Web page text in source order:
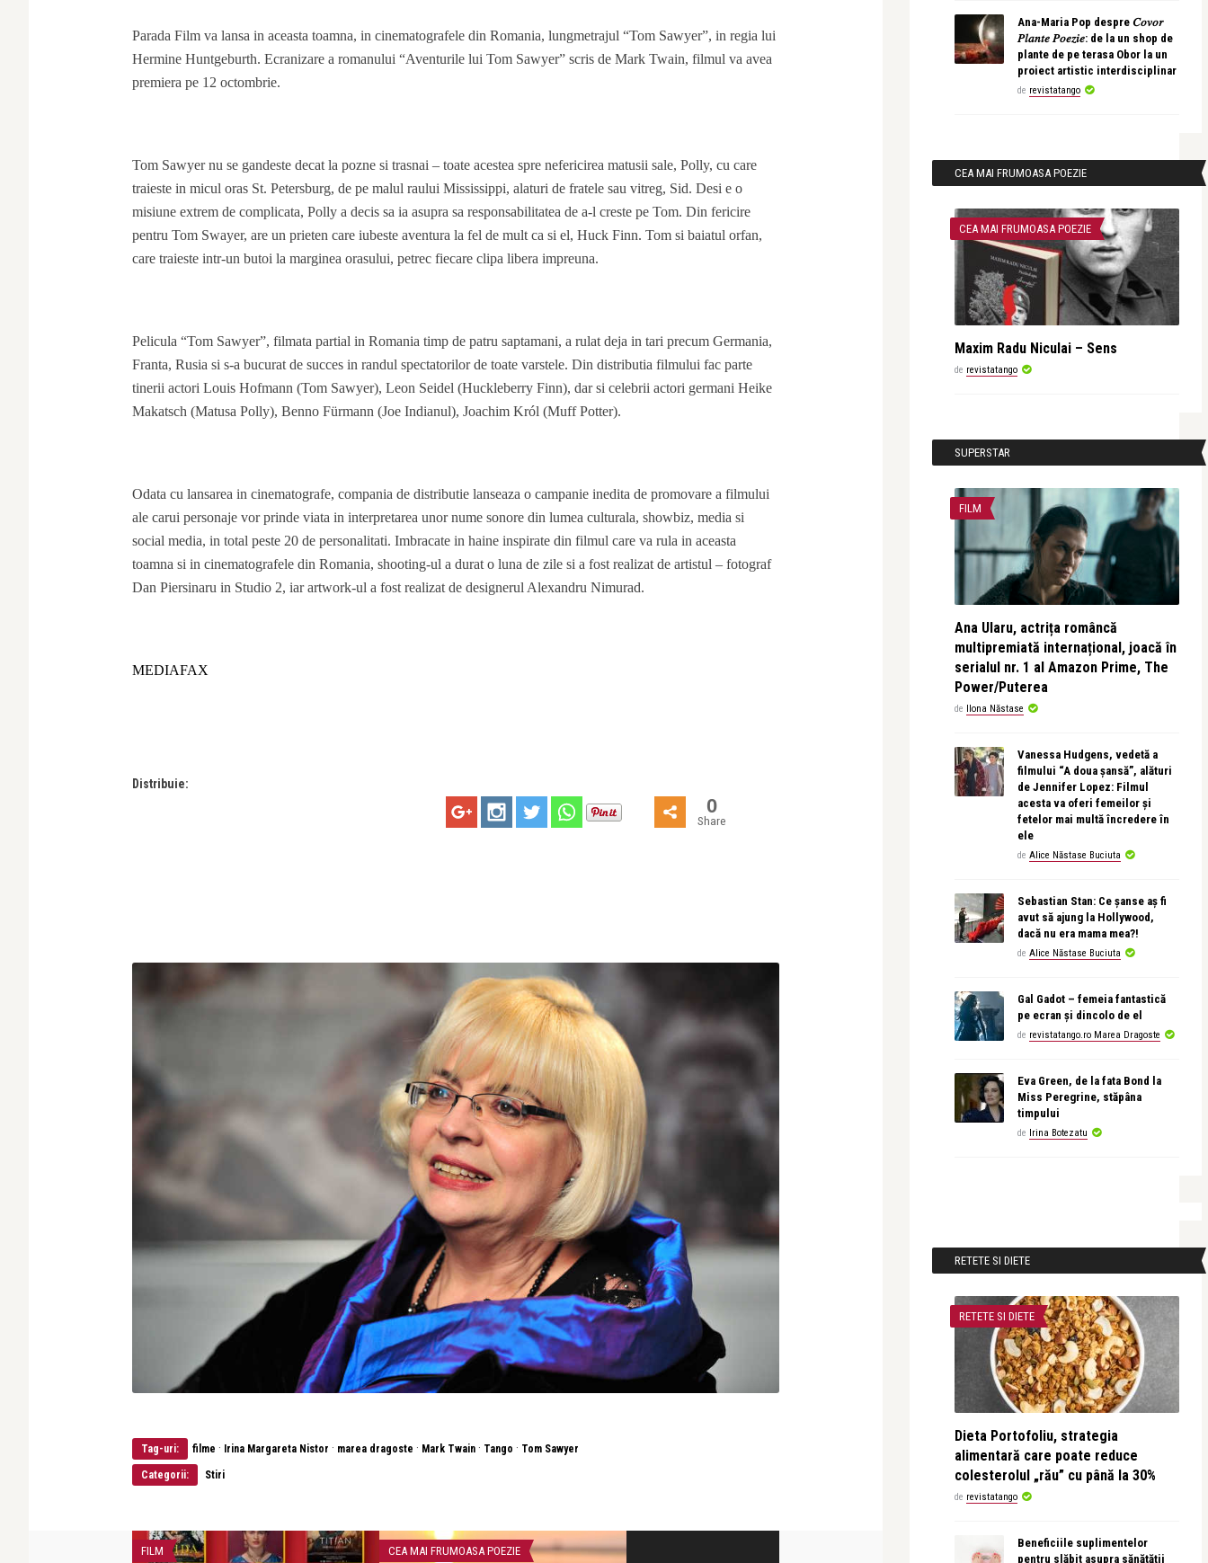
Parada Film va lansa in aceasta toamna, in cinematografele din Romania, lungmetrajul “Tom Sawyer”, in regia lui
Hermine Huntgeburth. Ecranizare a romanului “Aventurile lui Tom Sawyer” scris de Mark Twain, filmul va avea
premiera pe 12 octombrie.
Tom Sawyer nu se gandeste decat la pozne si trasnai – toate acestea spre nefericirea matusii sale, Polly, cu care
traieste in micul oras St. Petersburg, de pe malul raului Mississippi, alaturi de fratele sau vitreg, Sid. Desi e o
misiune extrem de complicata, Polly a decis sa ia asupra sa responsabilitatea de a-l creste pe Tom. Din fericire
pentru Tom Swayer, are un prieten care iubeste aventura la fel de mult ca si el, Huck Finn. Tom si baiatul orfan,
care traieste intr-un butoi la marginea orasului, petrec fiecare clipa libera impreuna.
Pelicula “Tom Sawyer”, filmata partial in Romania timp de patru saptamani, a rulat deja in tari precum Germania,
Franta, Rusia si s-a bucurat de succes in randul spectatorilor de toate varstele. Din distributia filmului fac parte
tinerii actori Louis Hofmann (Tom Sawyer), Leon Seidel (Huckleberry Finn), dar si celebrii actori germani Heike
Makatsch (Matusa Polly), Benno Fürmann (Joe Indianul), Joachim Król (Muff Potter).
Odata cu lansarea in cinematografe, compania de distributie lanseaza o campanie inedita de promovare a filmului
ale carui personaje vor prinde viata in interpretarea unor nume sonore din lumea culturala, showbiz, media si
social media, in total peste 20 de personalitati. Imbracate in haine inspirate din filmul care va rula in aceasta
toamna si in cinematografele din Romania, shooting-ul a durat o luna de zile si a fost realizat de artistul – fotograf
Dan Piersinaru in Studio 2, iar artwork-ul a fost realizat de designerul Alexandru Nimurad.
MEDIAFAX
Distribuie:
0
Share
Tag-uri: filme · Irina Margareta Nistor · marea dragoste · Mark Twain · Tango · Tom Sawyer
Categorii: Stiri
FILM CEA MAI FRUMOASA POEZIE FILM
Ana-Maria Pop despre 𝐶𝑜𝑣𝑜𝑟
𝑃𝑙𝑎𝑛𝑡𝑒 𝑃𝑜𝑒𝑧𝑖𝑒: de la un shop de
plante de pe terasa Obor la un
proiect artistic interdisciplinar
de revistatango
CEA MAI FRUMOASA POEZIE
CEA MAI FRUMOASA POEZIE
Maxim Radu Niculai – Sens
de revistatango
SUPERSTAR
FILM
Ana Ularu, actrița româncă
multipremiată internațional, joacă în
serialul nr. 1 al Amazon Prime, The
Power/Puterea
de Ilona Năstase
Vanessa Hudgens, vedetă a
filmului “A doua șansă”, alături
de Jennifer Lopez: Filmul
acesta va oferi femeilor și
fetelor mai multă încredere în
ele
de Alice Năstase Buciuta
Sebastian Stan: Ce șanse aș fi
avut să ajung la Hollywood,
dacă nu era mama mea?!
de Alice Năstase Buciuta
Gal Gadot – femeia fantastică
pe ecran și dincolo de el
de revistatango.ro Marea Dragoste
Eva Green, de la fata Bond la
Miss Peregrine, stăpâna
timpului
de Irina Botezatu
RETETE SI DIETE
RETETE SI DIETE
Dieta Portofoliu, strategia
alimentară care poate reduce
colesterolul „rău” cu până la 30%
de revistatango
Beneficiile suplimentelor
pentru slăbit asupra sănătății